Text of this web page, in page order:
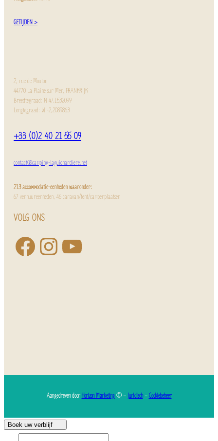
GETIJDEN >
2, rue de Mouton
44770 La Plaine sur Mer, FRANKRIJK
Breedtegraad: N 47,1532099
Lengtegraad: W -2,2089863
+33 (0)2 40 21 55 09
contact@camping-laguichardiere.net
213 accommodatie-eenheden waaronder:
67 verhuureenheden, 46 caravan/tent/camperplaatsen
VOLG ONS
Aangedreven doorHorizon Marketing© – Juridisch–Cookiebeheer
Boek uw verblijf